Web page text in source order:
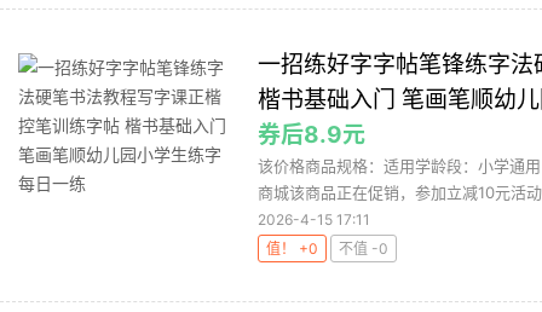
一招练好字字帖笔锋练字
楷书基础入门 笔画笔顺幼
券后8.9元
该价格商品规格：适用学龄段：小学通
商城该商品正在促销，参加立减10元活
2026-4-15 17:11
值！ +0
不值 -0